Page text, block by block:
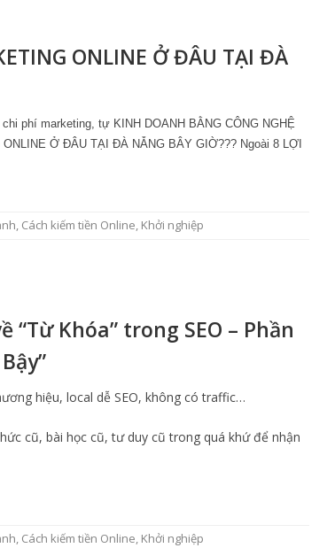
ONLINE Ở ĐÂU TẠI ĐÀ
phí marketing, tự KINH DOANH BẰNG CÔNG NGHỆ
Ở ĐÂU TẠI ĐÀ NẴNG BÂY GIỜ??? Ngoài 8 LỢI
, Cách kiếm tiền Online, Khởi nghiệp
“Từ Khóa” trong SEO – Phần
hiệu, local dễ SEO, không có traffic…
cũ, bài học cũ, tư duy cũ trong quá khứ để nhận
, Cách kiếm tiền Online, Khởi nghiệp